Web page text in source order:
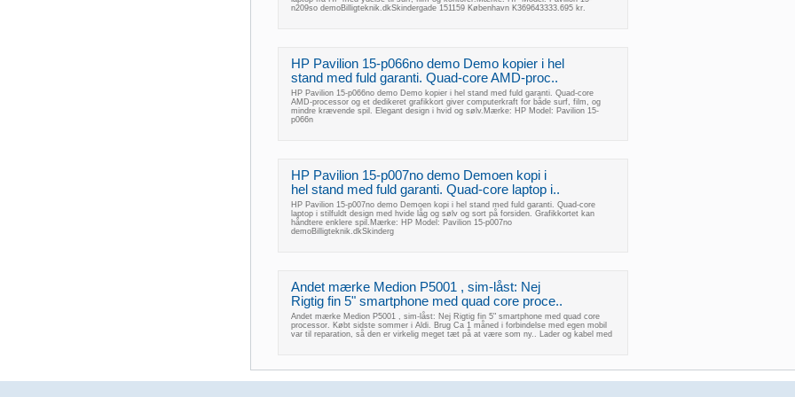
n209so demoBilligteknik.dkSkindergade 151159 København K369643333.695 kr.
HP Pavilion 15-p066no demo Demo kopier i hel
stand med fuld garanti. Quad-core AMD-proc..
HP Pavilion 15-p066no demo Demo kopier i hel stand med fuld garanti. Quad-core
AMD-processor og et dedikeret grafikkort giver computerkraft for både surf, film, og
mindre krævende spil. Elegant design i hvid og sølv.Mærke: HP Model: Pavilion 15-
p066n
HP Pavilion 15-p007no demo Demoen kopi i
hel stand med fuld garanti. Quad-core laptop i..
HP Pavilion 15-p007no demo Demoen kopi i hel stand med fuld garanti. Quad-core
laptop i stilfuldt design med hvide låg og sølv og sort på forsiden. Grafikkortet kan
håndtere enklere spil.Mærke: HP Model: Pavilion 15-p007no
demoBilligteknik.dkSkinderg
Andet mærke Medion P5001 , sim-låst: Nej
Rigtig fin 5" smartphone med quad core proce..
Andet mærke Medion P5001 , sim-låst: Nej Rigtig fin 5" smartphone med quad core
processor. Købt sidste sommer i Aldi. Brug Ca 1 måned i forbindelse med egen mobil
var til reparation, så den er virkelig meget tæt på at være som ny.. Lader og kabel med